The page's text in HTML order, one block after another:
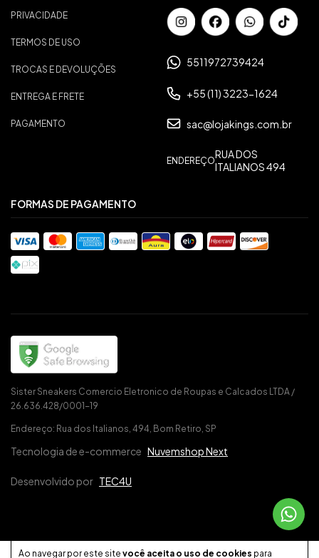
Ao navegar por este site você aceita o uso de cookies para
PRIVACIDADE
TERMOS DE USO
TROCAS E DEVOLUÇÕES
ENTREGA E FRETE
PAGAMENTO
5511972739424
+55 (11) 3223-1624
sac@lojakings.com.br
ENDEREÇORUA DOS
ITALIANOS 494
FORMAS DE PAGAMENTO
Sister Sneakers Comercio Eletronico de Roupas e Calcados LTDA /
26.636.428/0001-19
Endereço: Rua dos Italianos, 494, Bom Retiro, SP
Tecnologia de e-commerce Nuvemshop Next
Desenvolvido por TEC4U